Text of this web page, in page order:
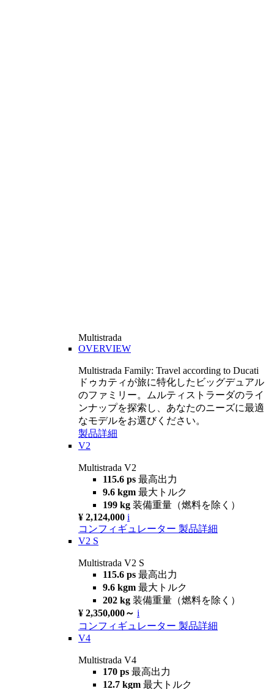
Multistrada
OVERVIEW
Multistrada Family: Travel according to Ducati
ドゥカティが旅に特化したビッグデュアル
のファミリー。ムルティストラーダのライ
ンナップを探索し、あなたのニーズに最適
なモデルをお選びください。
製品詳細
V2
Multistrada V2
115.6 ps 最高出力
9.6 kgm 最大トルク
199 kg 装備重量（燃料を除く）
¥ 2,124,000 i
コンフィギュレーター 製品詳細
V2 S
Multistrada V2 S
115.6 ps 最高出力
9.6 kgm 最大トルク
202 kg 装備重量（燃料を除く）
¥ 2,350,000～ i
コンフィギュレーター 製品詳細
V4
Multistrada V4
170 ps 最高出力
12.7 kgm 最大トルク